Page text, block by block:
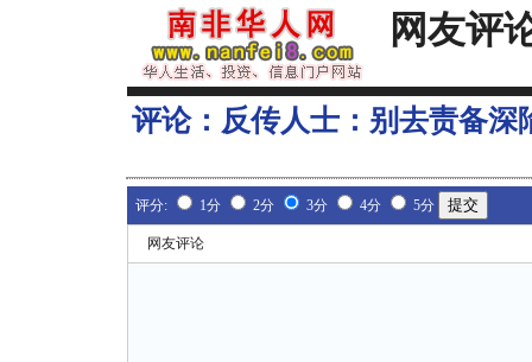
网友评
评论： 反传人士：别去责备深
评分: 1分 2分 3分 4分 5分
网友评论